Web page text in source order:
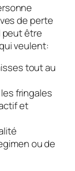
de perte
peut être
veulent:
tout au
fringales
et
ou de